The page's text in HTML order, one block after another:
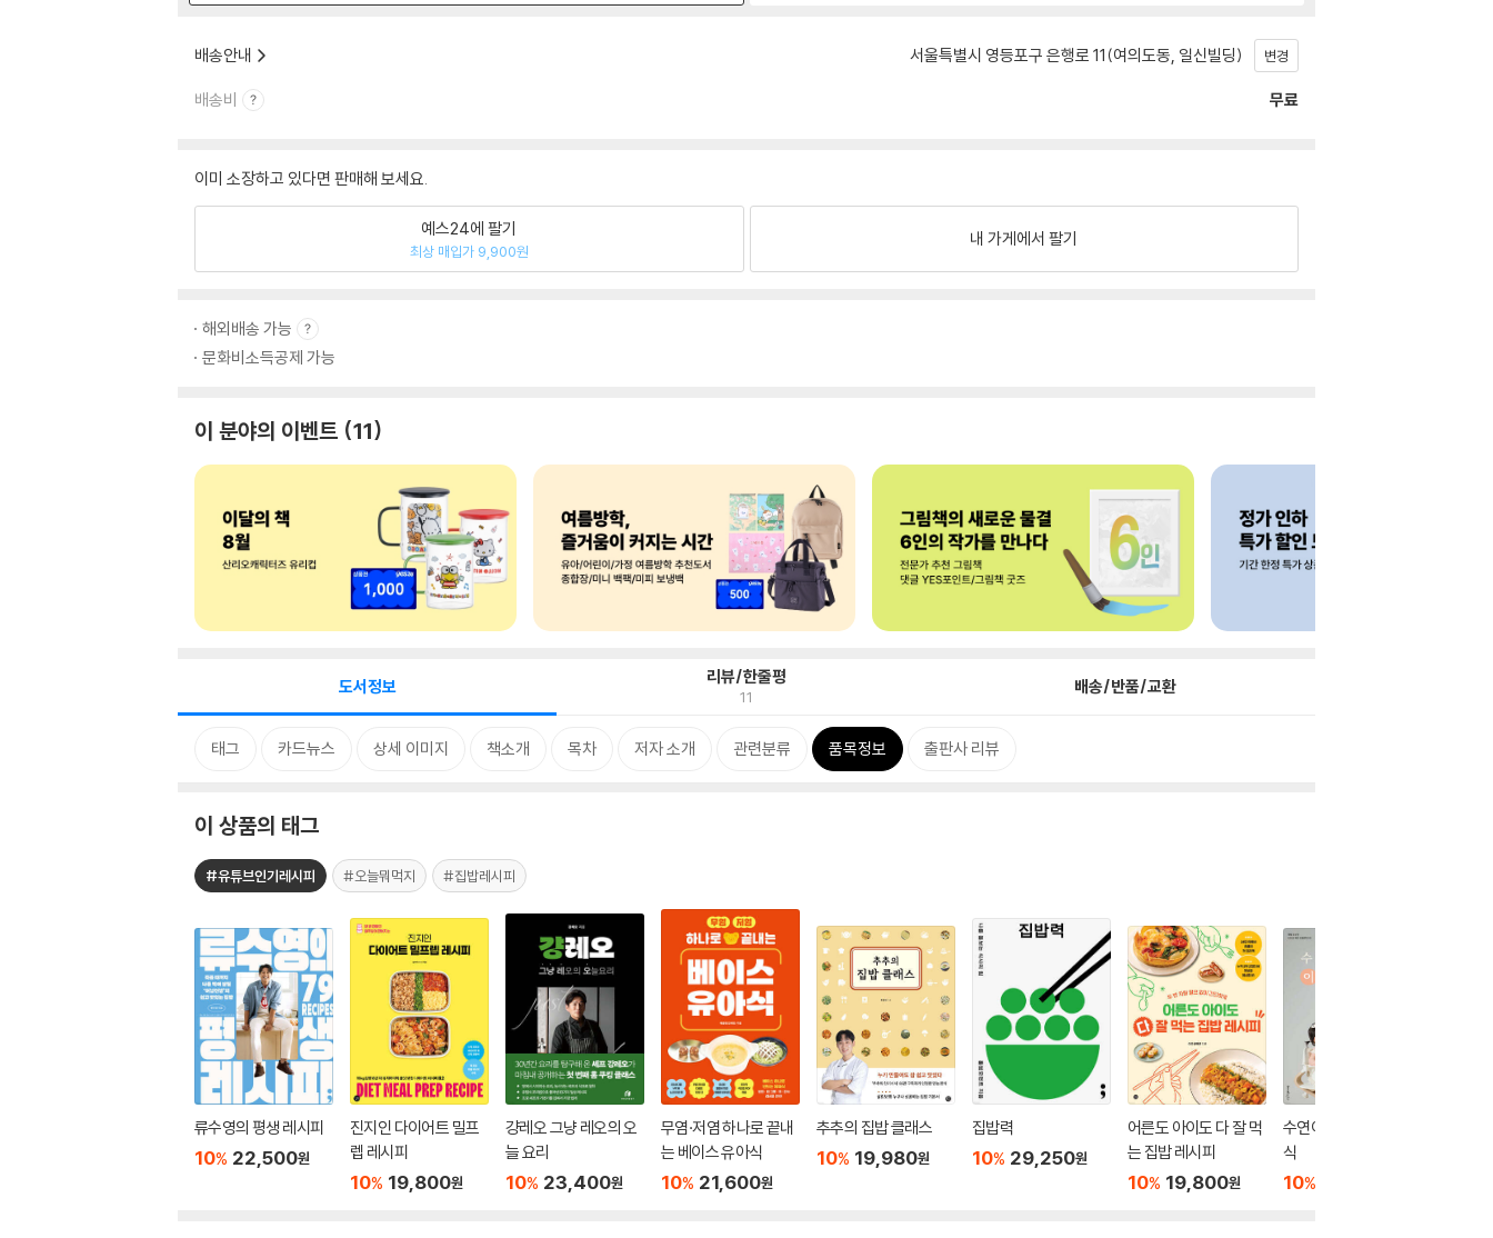
배송안내 서울특별시 영등포구 은행로 11(여의도동, 일신빌딩) 변경
배송비 무료
이미 소장하고 있다면 판매해 보세요.
예스24에 팔기
최상 매입가 9,900원
내 가게에서 팔기
해외배송 가능
문화비소득공제 가능
이 분야의 이벤트 11
도서정보 리뷰/한줄평
11 배송/반품/교환
태그 카드뉴스 상세 이미지 책소개 목차 저자 소개 관련분류 품목정보 출판사 리뷰
이 상품의 태그
#유튜브인기레시피 #오늘뭐먹지 #집밥레시피
류수영의 평생 레시피
10% 22,500원
진지인 다이어트 밀프
렙 레시피
10% 19,800원
걍레오 그냥 레오의 오
늘 요리
10% 23,400원
무염·저염 하나로 끝내
는 베이스 유아식
10% 21,600원
추추의 집밥 클래스
10% 19,980원
집밥력
10% 29,250원
어른도 아이도 다 잘 먹
는 집밥 레시피
10% 19,800원
수연이네 사남매 이유
식
10%